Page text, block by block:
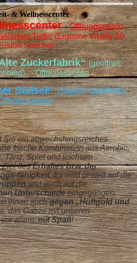
& Wellnesscenter
-Öffnungszeiten
Turbo(Ergoline Vitality 50
Spectra)
Zuckerfabrik“(geöffnet:
-Öffnungszeiten
Südsee"(täglich geöffnet)-
Sie ein abwechslungsreiches
frische Kombination aus Aerobic,
Tanz, Spiel und leichtem
Ziel desErhaltes bzw. der
fähigkeit. Es wird gezielt auf die
und auch auf die
Unterschiedeeingegangen.
Ihnen auchgegen „Hüftgold und
das Ganze mit unseren
allem:mit Spaß!